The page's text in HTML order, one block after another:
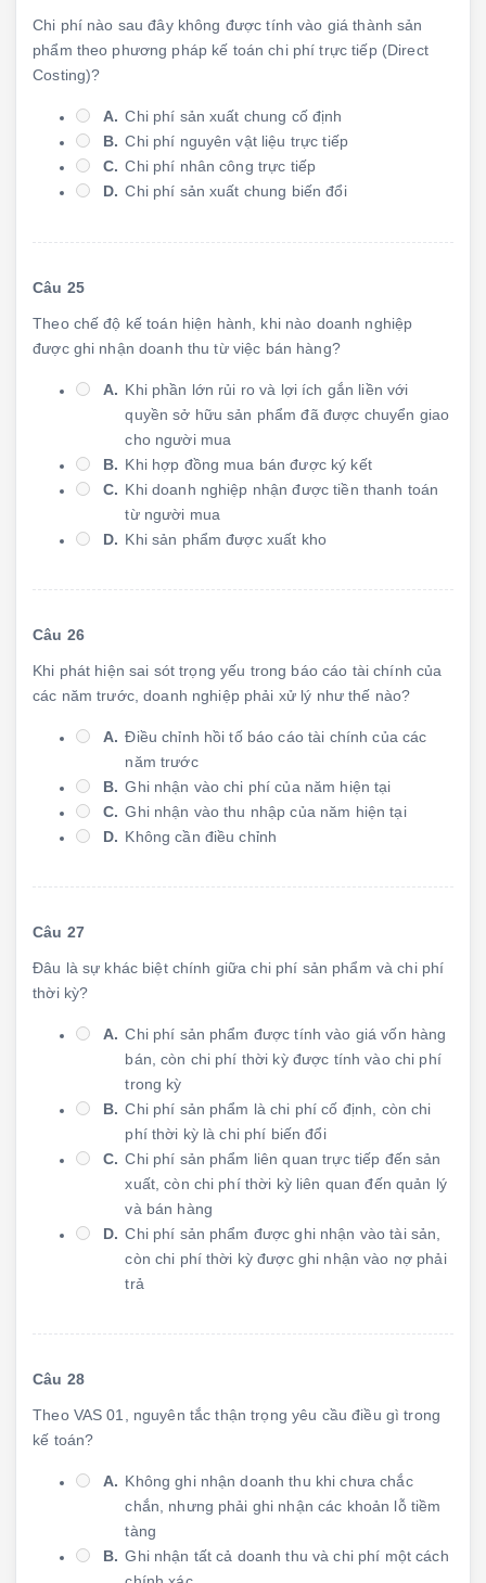
Chi phí nào sau đây không được tính vào giá thành sản
phẩm theo phương pháp kế toán chi phí trực tiếp (Direct
Costing)?
A. Chi phí sản xuất chung cố định
B. Chi phí nguyên vật liệu trực tiếp
C. Chi phí nhân công trực tiếp
D. Chi phí sản xuất chung biến đổi
Câu 25
Theo chế độ kế toán hiện hành, khi nào doanh nghiệp
được ghi nhận doanh thu từ việc bán hàng?
A. Khi phần lớn rủi ro và lợi ích gắn liền với
quyền sở hữu sản phẩm đã được chuyển giao
cho người mua
B. Khi hợp đồng mua bán được ký kết
C. Khi doanh nghiệp nhận được tiền thanh toán
từ người mua
D. Khi sản phẩm được xuất kho
Câu 26
Khi phát hiện sai sót trọng yếu trong báo cáo tài chính của
các năm trước, doanh nghiệp phải xử lý như thế nào?
A. Điều chỉnh hồi tố báo cáo tài chính của các
năm trước
B. Ghi nhận vào chi phí của năm hiện tại
C. Ghi nhận vào thu nhập của năm hiện tại
D. Không cần điều chỉnh
Câu 27
Đâu là sự khác biệt chính giữa chi phí sản phẩm và chi phí
thời kỳ?
A. Chi phí sản phẩm được tính vào giá vốn hàng
bán, còn chi phí thời kỳ được tính vào chi phí
trong kỳ
B. Chi phí sản phẩm là chi phí cố định, còn chi
phí thời kỳ là chi phí biến đổi
C. Chi phí sản phẩm liên quan trực tiếp đến sản
xuất, còn chi phí thời kỳ liên quan đến quản lý
và bán hàng
D. Chi phí sản phẩm được ghi nhận vào tài sản,
còn chi phí thời kỳ được ghi nhận vào nợ phải
trả
Câu 28
Theo VAS 01, nguyên tắc thận trọng yêu cầu điều gì trong
kế toán?
A. Không ghi nhận doanh thu khi chưa chắc
chắn, nhưng phải ghi nhận các khoản lỗ tiềm
tàng
B. Ghi nhận tất cả doanh thu và chi phí một cách